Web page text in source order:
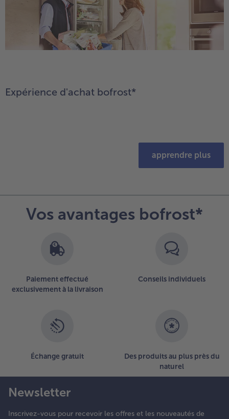
Expérience d'achat bofrost*
apprendre plus
Vos avantages bofrost*
Paiement effectué
exclusivement à la livraison
Conseils individuels
Échange gratuit
Des produits au plus près du
naturel
Newsletter
Inscrivez-vous pour recevoir les offres et les nouveautés de